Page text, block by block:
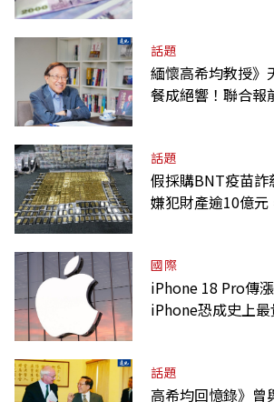
話題
緬懷高希均教授》
餐成絕響！聯合報
話題
假採購BNT疫苗詐
嫌犯財產逾10億
國際
iPhone 18 Pro傳
iPhone恐成史上
話題
高希均回憶錄》曾